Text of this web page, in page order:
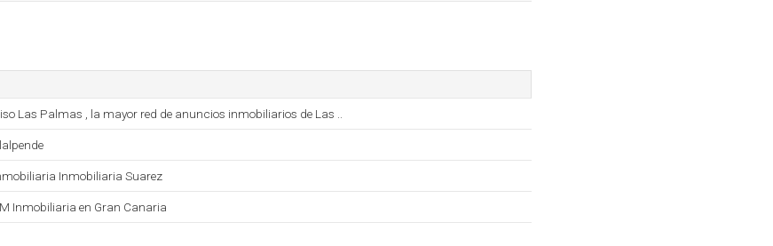
Las Palmas , la mayor red de anuncios inmobiliarios de Las ..
Inmobiliaria Suarez
Inmobiliaria en Gran Canaria